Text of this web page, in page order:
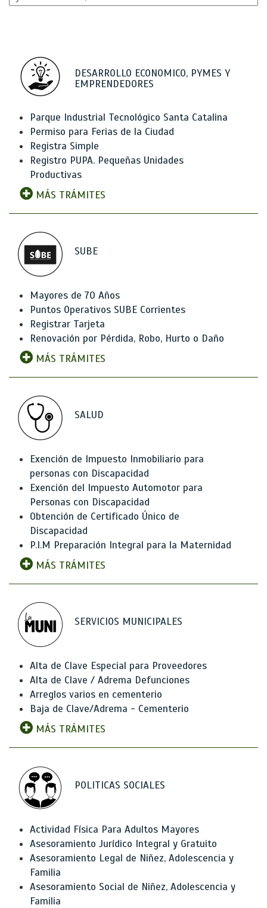
DESARROLLO ECONOMICO, PYMES Y
EMPRENDEDORES
Parque Industrial Tecnológico Santa Catalina
Permiso para Ferias de la Ciudad
Registra Simple
Registro PUPA. Pequeñas Unidades
Productivas
MÁS TRÁMITES
SUBE
Mayores de 70 Años
Puntos Operativos SUBE Corrientes
Registrar Tarjeta
Renovación por Pérdida, Robo, Hurto o Daño
MÁS TRÁMITES
SALUD
Exención de Impuesto Inmobiliario para
personas con Discapacidad
Exención del Impuesto Automotor para
Personas con Discapacidad
Obtención de Certificado Único de
Discapacidad
P.I.M Preparación Integral para la Maternidad
MÁS TRÁMITES
SERVICIOS MUNICIPALES
Alta de Clave Especial para Proveedores
Alta de Clave / Adrema Defunciones
Arreglos varios en cementerio
Baja de Clave/Adrema - Cementerio
MÁS TRÁMITES
POLITICAS SOCIALES
Actividad Física Para Adultos Mayores
Asesoramiento Jurídico Integral y Gratuito
Asesoramiento Legal de Niñez, Adolescencia y
Familia
Asesoramiento Social de Niñez, Adolescencia y
Familia